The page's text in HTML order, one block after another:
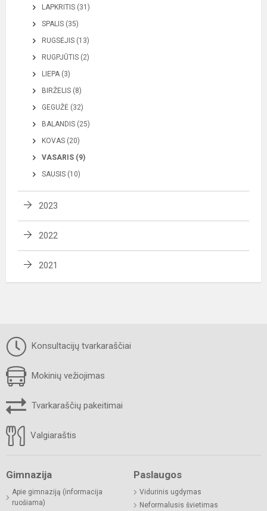
LAPKRITIS (31)
SPALIS (35)
RUGSĖJIS (13)
RUGPJŪTIS (2)
LIEPA (3)
BIRŽELIS (8)
GEGUŽĖ (32)
BALANDIS (25)
KOVAS (20)
VASARIS (9)
SAUSIS (10)
2023
2022
2021
Konsultacijų tvarkaraščiai
Mokinių vežiojimas
Tvarkaraščių pakeitimai
Valgiaraštis
Gimnazija
Apie gimnaziją (informacija
ruošiama)
Paslaugos
Vidurinis ugdymas
Neformalusis švietimas